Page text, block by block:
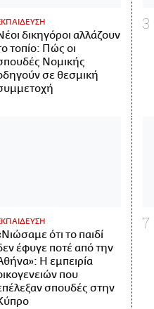
δικηγόροι αλλάζουν
τοπίο: Πώς οι
Νομικής
σε θεσμική
ότι το παιδί
έφυγε ποτέ από την
Η εμπειρία
που
σπουδές στην